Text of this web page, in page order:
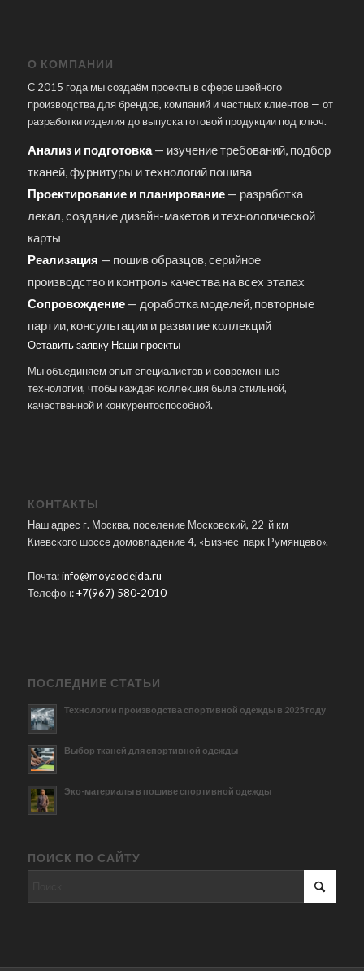
О КОМПАНИИ
С 2015 года мы создаём проекты в сфере швейного
производства для брендов, компаний и частных клиентов — от
разработки изделия до выпуска готовой продукции под ключ.
Анализ и подготовка— изучение требований, подбор
тканей, фурнитуры и технологий пошива
Проектирование и планирование— разработка
лекал, создание дизайн-макетов и технологической
карты
Реализация — пошив образцов, серийное
производство и контроль качества на всех этапах
Сопровождение— доработка моделей, повторные
партии, консультации и развитие коллекций
Оставить заявку Наши проекты
Мы объединяем опыт специалистов и современные
технологии, чтобы каждая коллекция была стильной,
качественной и конкурентоспособной.
КОНТАКТЫ
Наш адрес г. Москва, поселение Московский, 22-й км
Киевского шоссе домовладение 4, «Бизнес-парк Румянцево».
Почта:info@moyaodejda.ru
Телефон:+7(967) 580-2010
ПОСЛЕДНИЕ СТАТЬИ
Технологии производства спортивной одежды в 2025 году
Выбор тканей для спортивной одежды
Эко-материалы в пошиве спортивной одежды
ПОИСК ПО САЙТУ